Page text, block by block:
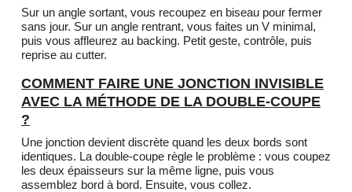
Sur un angle sortant, vous recoupez en biseau pour fermer
sans jour. Sur un angle rentrant, vous faites un V minimal,
puis vous affleurez au backing. Petit geste, contrôle, puis
reprise au cutter.
COMMENT FAIRE UNE JONCTION INVISIBLE
AVEC LA MÉTHODE DE LA DOUBLE-COUPE
?
Une jonction devient discrète quand les deux bords sont
identiques. La double-coupe règle le problème : vous coupez
les deux épaisseurs sur la même ligne, puis vous
assemblez bord à bord. Ensuite, vous collez.